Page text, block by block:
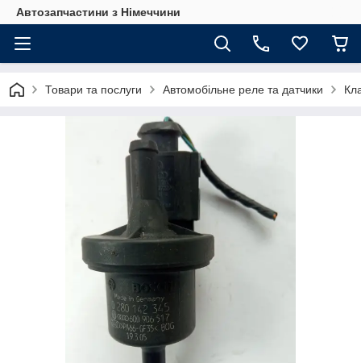
Автозапчастини з Німеччини
Товари та послуги Автомобільне реле та датчики